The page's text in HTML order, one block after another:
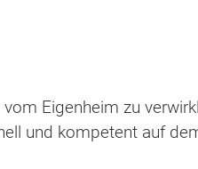
Eigenheim zu
und kompetent auf